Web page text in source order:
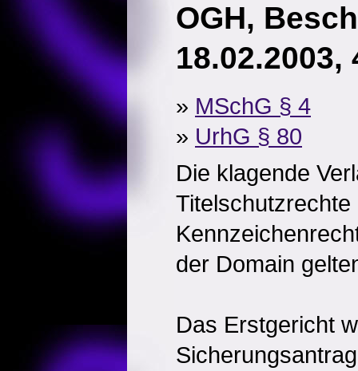
OGH,
18.02.2003,
» MSchG § 4
» UrhG § 80
Die klagende
Titelschutzrechte
der Domain
Das Erstgericht